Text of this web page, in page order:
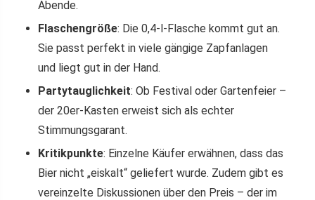
Abende.
Flaschengröße: Die 0,4-l-Flasche kommt gut an.
Sie passt perfekt in viele gängige Zapfanlagen
und liegt gut in der Hand.
Partytauglichkeit: Ob Festival oder Gartenfeier –
der 20er-Kasten erweist sich als echter
Stimmungsgarant.
Kritikpunkte: Einzelne Käufer erwähnen, dass das
Bier nicht „eiskalt“ geliefert wurde. Zudem gibt es
vereinzelte Diskussionen über den Preis – der im